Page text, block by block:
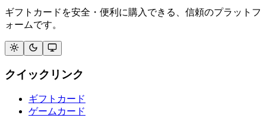
ギフトカードを安全・便利に購入できる、信頼のプラットフ
ォームです。
クイックリンク
ギフトカード
ゲームカード